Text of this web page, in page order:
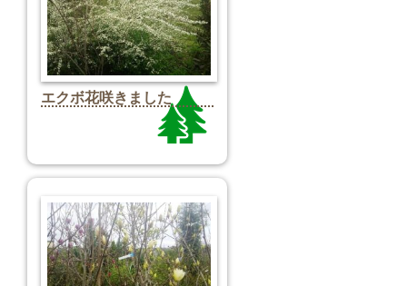
エクボ花咲きました